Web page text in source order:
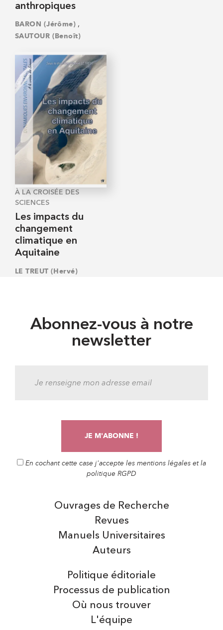
anthropiques
BARON (Jérôme) ,
SAUTOUR (Benoît)
À LA CROISÉE DES
SCIENCES
Les impacts du
changement
climatique en
Aquitaine
LE TREUT (Hervé)
Abonnez-vous à notre
newsletter
En cochant cette case j'accepte les mentions légales et la
politique RGPD
Auteurs
Manuels Universitaires
Ouvrages de Recherche
Revues
Politique éditoriale
Processus de publication
Où nous trouver
L'équipe